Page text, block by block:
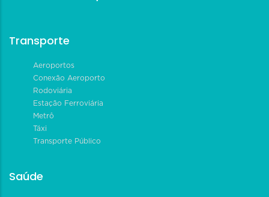
Transporte
Aeroportos
Conexão Aeroporto
Rodoviária
Estação Ferroviária
Metrô
Táxi
Transporte Público
Saúde